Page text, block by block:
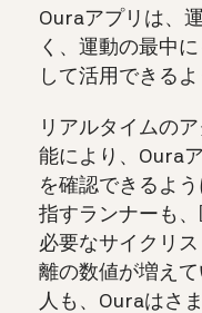
Ouraアプリは、
く、運動の最中
して活用できる
リアルタイムの
能により、Oura
を確認できるよ
指すランナーも
必要なサイクリ
離の数値が増え
人も、Ouraはさ